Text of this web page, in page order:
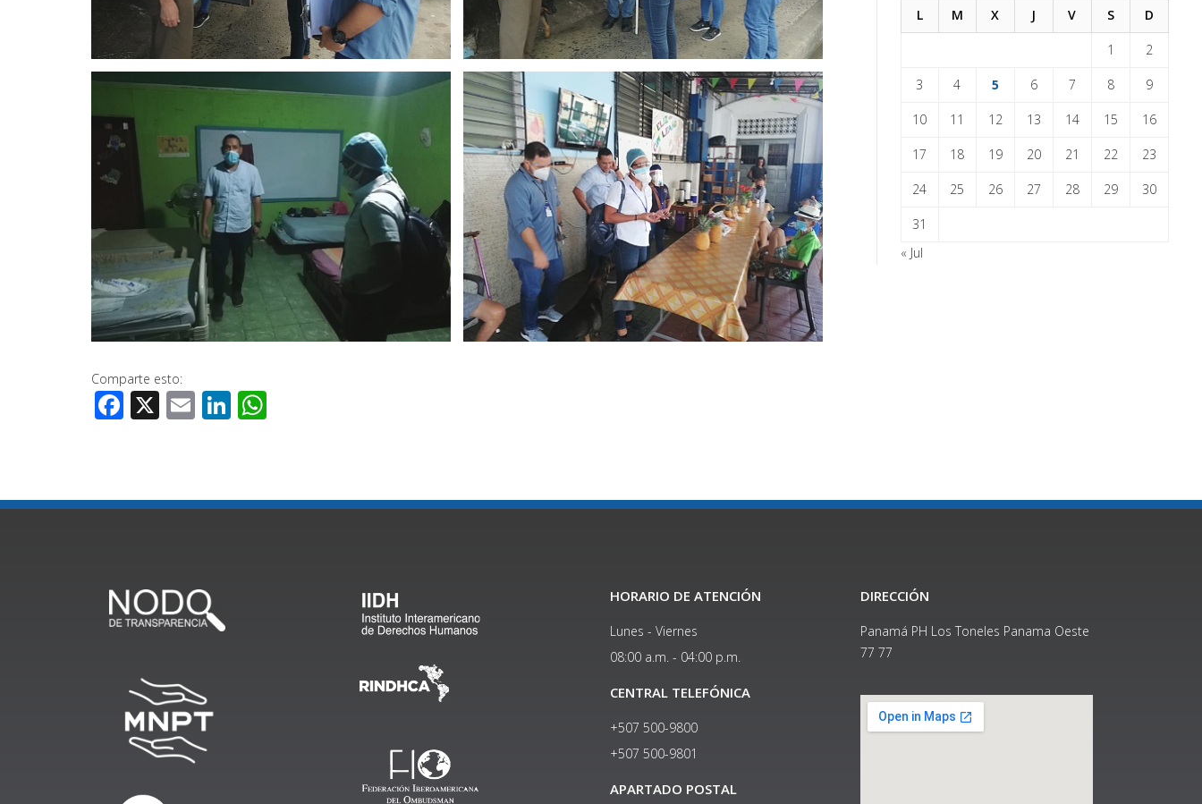
Comparte esto:
Facebook
X EmailLinkedIn
L M X J V S D
1 2
3 4 5 6 7 8 9
10 11 12 13 14 15 16
17 18 19 20 21 22 23
24 25 26 27 28 29 30
31
« Jul
HORARIO DE ATENCIÓN
Lunes - Viernes
08:00 a.m. - 04:00 p.m.
CENTRAL TELEFÓNICA
+507 500-9800
+507 500-9801​
APARTADO POSTAL
DIRECCIÓN
Panamá PH Los Toneles Panama Oeste
77 77